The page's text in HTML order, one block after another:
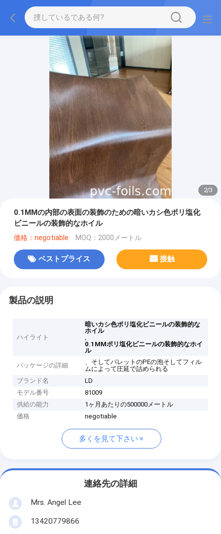
2/3
0.1MMの内部の表面の装飾のための暗いカシ色ポリ塩化
ビニールの装飾的なホイル
価格：negotiable MOQ：2000メートル
ベストプライス 接触
製品の説明
ハイライト
暗いカシ色ポリ塩化ビニールの装飾的な
ホイル
,
0.1MMポリ塩化ビニールの装飾的なホイ
ル
パッケージの詳細
、そしてパレットのPEの泡そしてフィル
ムによって圧延で詰められる
ブランド名
LD
モデル番号
81009
供給の能力
1ヶ月あたりの500000メートル
価格
negotiable
多くを見て下さい
連絡先の詳細
Mrs. Angel Lee
13420779866